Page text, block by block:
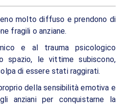
molto diffuso e prendono di
fragili o anziane.
e al trauma psicologico
spazio, le vittime subiscono,
di essere stati raggirati.
della sensibilità emotiva e
anziani per conquistarne la